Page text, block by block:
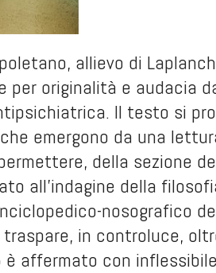
allievo di
per originalità e audacia
Il testo si
emergono da una
della sezione
all’indagine della
nosografico
in controluce,
affermato con